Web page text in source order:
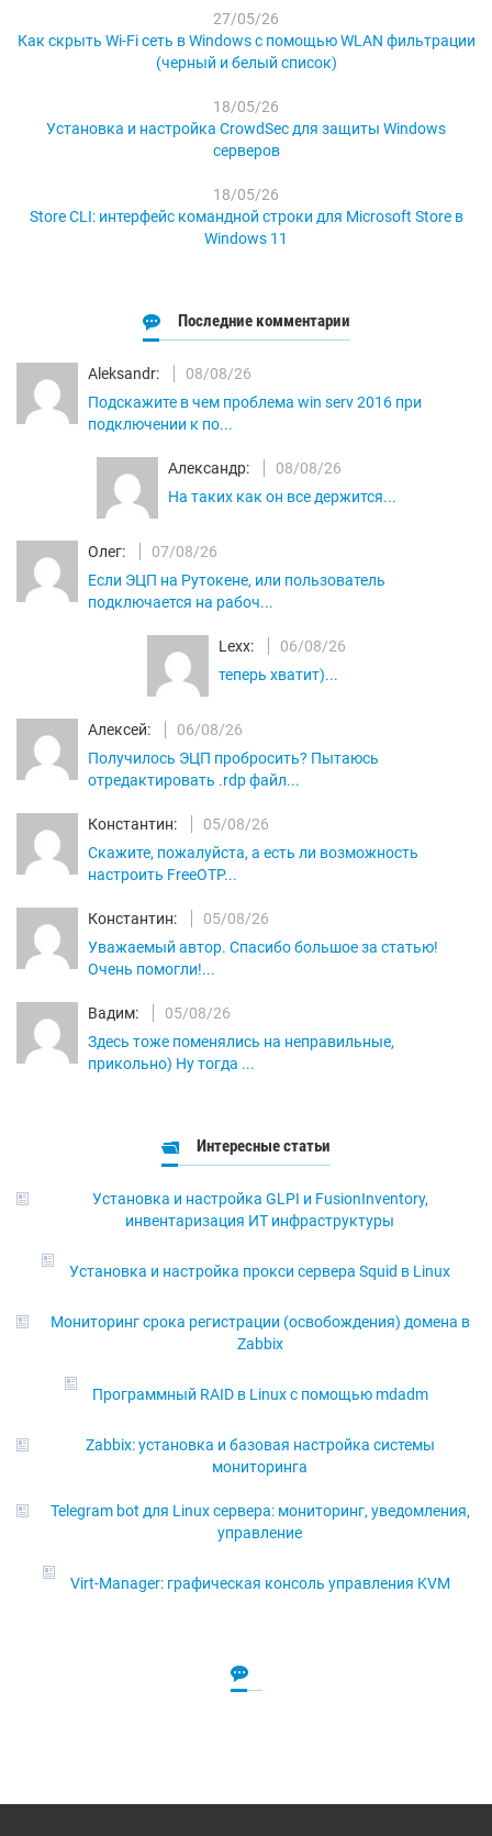
27/05/26
Как скрыть Wi-Fi сеть в Windows с помощью WLAN фильтрации
(черный и белый список)
18/05/26
Установка и настройка CrowdSec для защиты Windows
серверов
18/05/26
Store CLI: интерфейс командной строки для Microsoft Store в
Windows 11
Последние комментарии
Aleksandr:
08/08/26
Подскажите в чем проблема win serv 2016 при
подключении к по...
Александр:
08/08/26
На таких как он все держится...
Олег:
07/08/26
Если ЭЦП на Рутокене, или пользователь
подключается на рабоч...
Lexx:
06/08/26
теперь хватит)...
Алексей:
06/08/26
Получилось ЭЦП пробросить? Пытаюсь
отредактировать .rdp файл...
Константин:
05/08/26
Скажите, пожалуйста, а есть ли возможность
настроить FreeOTP...
Константин:
05/08/26
Уважаемый автор. Спасибо большое за статью!
Очень помогли!...
Вадим:
05/08/26
Здесь тоже поменялись на неправильные,
прикольно) Ну тогда ...
Интересные статьи
Установка и настройка GLPI и FusionInventory,
инвентаризация ИТ инфраструктуры
Установка и настройка прокси сервера Squid в Linux
Мониторинг срока регистрации (освобождения) домена в
Zabbix
Программный RAID в Linux с помощью mdadm
Zabbix: установка и базовая настройка системы
мониторинга
Telegram bot для Linux сервера: мониторинг, уведомления,
управление
Virt-Manager: графическая консоль управления KVM